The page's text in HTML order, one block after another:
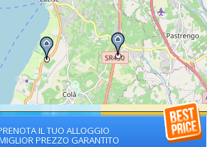
IL TUO ALLOGGIO
PREZZO GARANTITO